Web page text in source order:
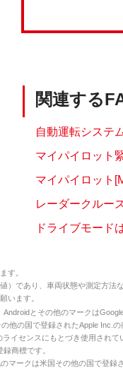
関連する
自動運転システ
マイパイロット
マイパイロット
レーダークルー
ドライブモード
す。
）であり、車両状態や測定方法
います。
とその他のマークは
他の国で登録されたApple Inc.の
イセンスにもとづき使用されて
商標です。
マークは米国その他の国で登録